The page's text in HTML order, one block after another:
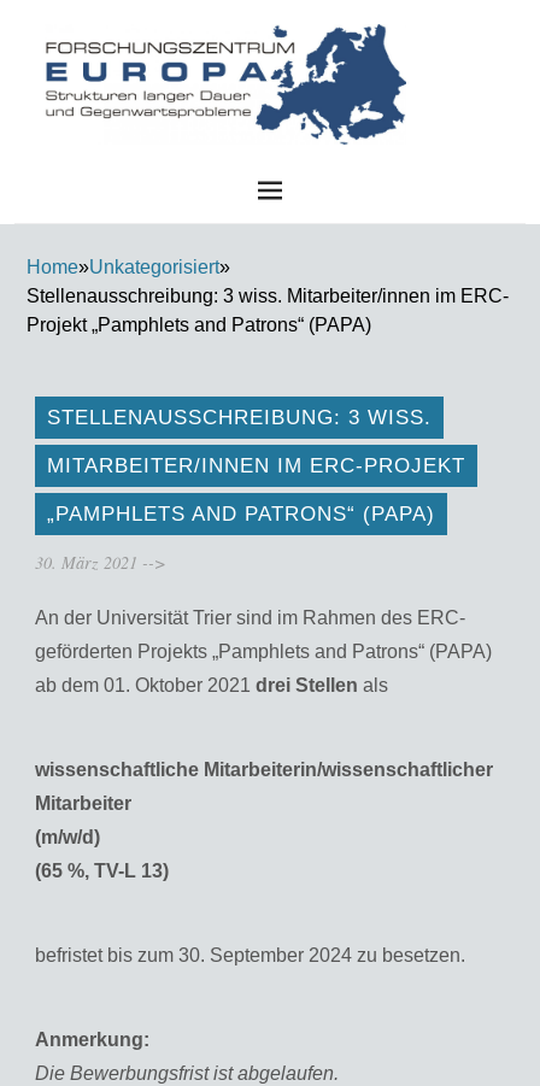
Home»Unkategorisiert»
Stellenausschreibung: 3 wiss. Mitarbeiter/innen im ERC-
Projekt „Pamphlets and Patrons“ (PAPA)
STELLENAUSSCHREIBUNG: 3 WISS.
MITARBEITER/INNEN IM ERC-PROJEKT
„PAMPHLETS AND PATRONS“ (PAPA)
30. März 2021 -->
An der Universität Trier sind im Rahmen des ERC-
geförderten Projekts „Pamphlets and Patrons“ (PAPA)
ab dem 01. Oktober 2021 drei Stellen als
wissenschaftliche Mitarbeiterin/wissenschaftlicher
Mitarbeiter
(m/w/d)
(65 %, TV-L 13)
befristet bis zum 30. September 2024 zu besetzen.
Anmerkung:
Die Bewerbungsfrist ist abgelaufen.